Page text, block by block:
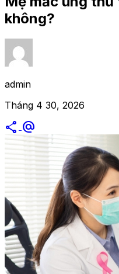
không?
admin
Tháng 4 30, 2026
share alternate_email